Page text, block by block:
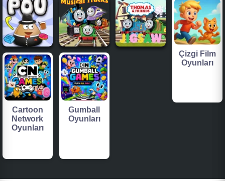
Çizgi Film
Oyunları
Cartoon
Network
Oyunları
Gumball
Oyunları